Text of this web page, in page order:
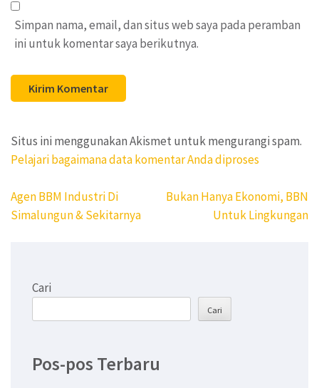
Simpan nama, email, dan situs web saya pada peramban
ini untuk komentar saya berikutnya.
Situs ini menggunakan Akismet untuk mengurangi spam.
Pelajari bagaimana data komentar Anda diproses
Navigasi
pos
Agen BBM Industri Di
Simalungun & Sekitarnya
Bukan Hanya Ekonomi, BBN
Untuk Lingkungan
Cari
Cari
Pos-pos Terbaru